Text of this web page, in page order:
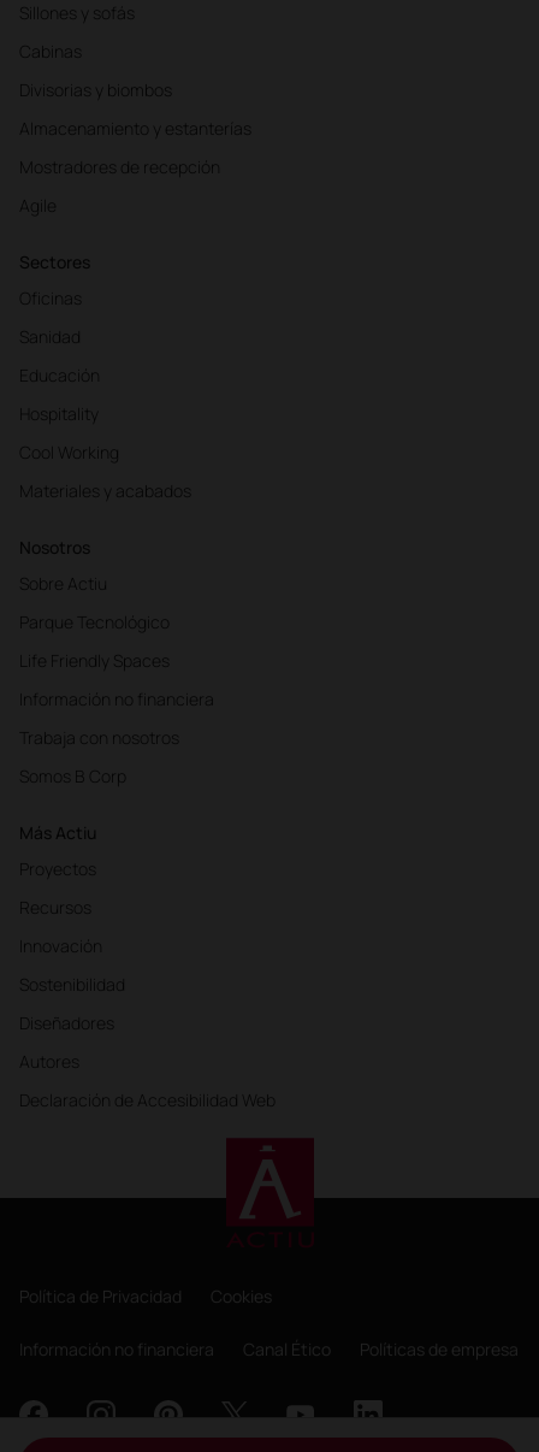
Sillones y sofás
Cabinas
Divisorias y biombos
Almacenamiento y estanterías
Mostradores de recepción
Agile
Sectores
Oficinas
Sanidad
Educación
Hospitality
Cool Working
Materiales y acabados
Nosotros
Sobre Actiu
Parque Tecnológico
Life Friendly Spaces
Información no financiera
Trabaja con nosotros
Somos B Corp
Más Actiu
Proyectos
Recursos
Innovación
Sostenibilidad
Diseñadores
Autores
Declaración de Accesibilidad Web
Política de Privacidad Cookies
Información no financiera Canal Ético Políticas de empresa